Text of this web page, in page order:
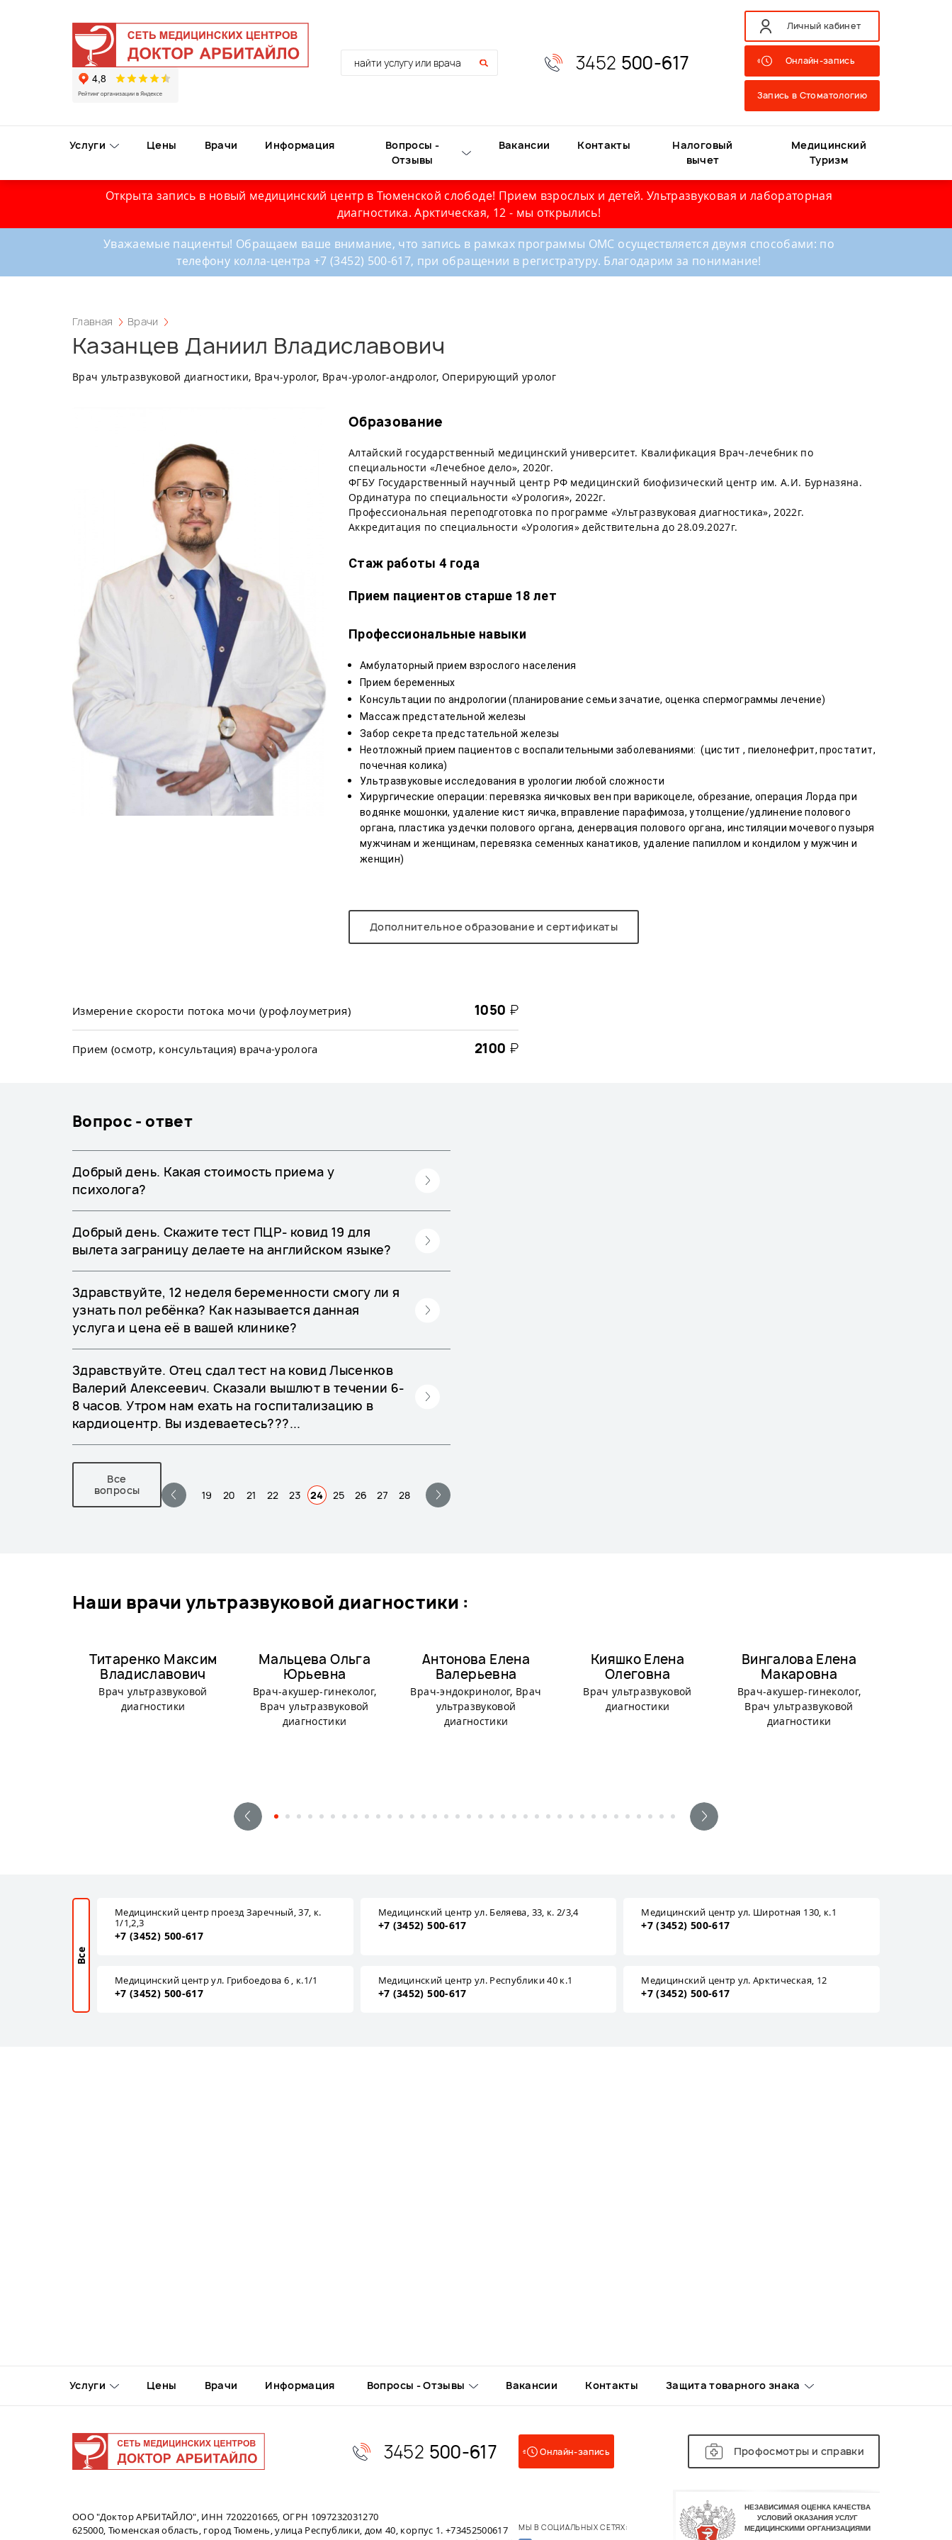
3452 500-617
Личный кабинет
Онлайн-запись
Запись в Стоматологию
Услуги Цены Врачи Информация
Вопросы -
Отзывы
Вакансии Контакты
Налоговый
вычет
Медицинский
Туризм
Открыта запись в новый медицинский центр в Тюменской слободе! Прием взрослых и детей. Ультразвуковая и лабораторная
диагностика. Арктическая, 12 - мы открылись!
Уважаемые пациенты! Обращаем ваше внимание, что запись в рамках программы ОМС осуществляется двумя способами: по
телефону колла-центра +7 (3452) 500-617, при обращении в регистратуру. Благодарим за понимание!
Главная Врачи
Казанцев Даниил Владиславович
Врач ультразвуковой диагностики, Врач-уролог, Врач-уролог-андролог, Оперирующий уролог
Образование
Алтайский государственный медицинский университет. Квалификация Врач-лечебник по
специальности «Лечебное дело», 2020г.
ФГБУ Государственный научный центр РФ медицинский биофизический центр им. А.И. Бурназяна.
Ординатура по специальности «Урология», 2022г.
Профессиональная переподготовка по программе «Ультразвуковая диагностика», 2022г.
Аккредитация по специальности «Урология» действительна до 28.09.2027г.
Стаж работы 4 года
Прием пациентов старше 18 лет
Профессиональные навыки
Амбулаторный прием взрослого населения
Прием беременных
Консультации по андрологии (планирование семьи зачатие, оценка спермограммы лечение)
Массаж предстательной железы
Забор секрета предстательной железы
Неотложный прием пациентов с воспалительными заболеваниями: (цистит , пиелонефрит, простатит,
почечная колика)
Ультразвуковые исследования в урологии любой сложности
Хирургические операции: перевязка яичковых вен при варикоцеле, обрезание, операция Лорда при
водянке мошонки, удаление кист яичка, вправление парафимоза, утолщение/удлинение полового
органа, пластика уздечки полового органа, денервация полового органа, инстиляции мочевого пузыря
мужчинам и женщинам, перевязка семенных канатиков, удаление папиллом и кондилом у мужчин и
женщин)
Дополнительное образование и сертификаты
Измерение скорости потока мочи (урофлоуметрия) 1050 ₽
Прием (осмотр, консультация) врача-уролога 2100 ₽
Вопрос - ответ
Добрый день. Какая стоимость приема у
психолога?
Добрый день. Скажите тест ПЦР- ковид 19 для
вылета заграницу делаете на английском языке?
Здравствуйте, 12 неделя беременности смогу ли я
узнать пол ребёнка? Как называется данная
услуга и цена её в вашей клинике?
Здравствуйте. Отец сдал тест на ковид Лысенков
Валерий Алексеевич. Сказали вышлют в течении 6-
8 часов. Утром нам ехать на госпитализацию в
кардиоцентр. Вы издеваетесь???...
Все
вопросы
19 20 21 22 23 24 25 26 27 28
наши врачи ультразвуковой диагностики :
Титаренко Максим
Владиславович
Врач ультразвуковой
диагностики
Мальцева Ольга
Юрьевна
Врач-акушер-гинеколог,
Врач ультразвуковой
диагностики
Антонова Елена
Валерьевна
Врач-эндокринолог, Врач
ультразвуковой
диагностики
Кияшко Елена
Олеговна
Врач ультразвуковой
диагностики
Вингалова Елена
Макаровна
Врач-акушер-гинеколог,
Врач ультразвуковой
диагностики
Медицинский центр проезд Заречный, 37, к.
1/1,2,3
+7 (3452) 500-617
Медицинский центр ул. Беляева, 33, к. 2/3,4
+7 (3452) 500-617
Медицинский центр ул. Широтная 130, к.1
+7 (3452) 500-617
Медицинский центр ул. Грибоедова 6 , к.1/1
+7 (3452) 500-617
Медицинский центр ул. Республики 40 к.1
+7 (3452) 500-617
Медицинский центр ул. Арктическая, 12
+7 (3452) 500-617
Все
Услуги Цены Врачи Информация Вопросы - Отзывы Вакансии Контакты Защита товарного знака
3452 500-617 Онлайн-запись Профосмотры и справки
ООО "Доктор АРБИТАЙЛО", ИНН 7202201665, ОГРН 1097232031270
625000, Тюменская область, город Тюмень, улица Республики, дом 40, корпус 1. +73452500617
МЫ В СОЦИАЛЬНЫХ СЕТЯХ: